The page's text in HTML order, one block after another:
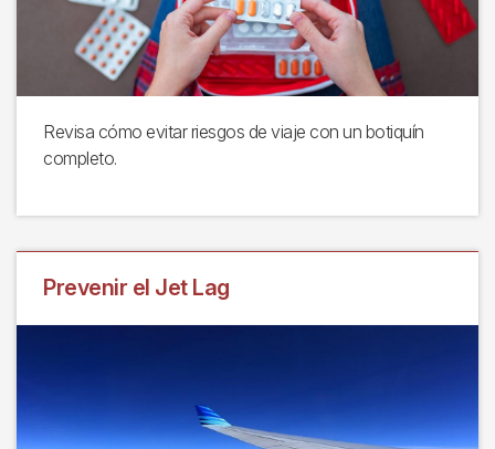
Revisa cómo evitar riesgos de viaje con un botiquín
completo.
Prevenir el Jet Lag